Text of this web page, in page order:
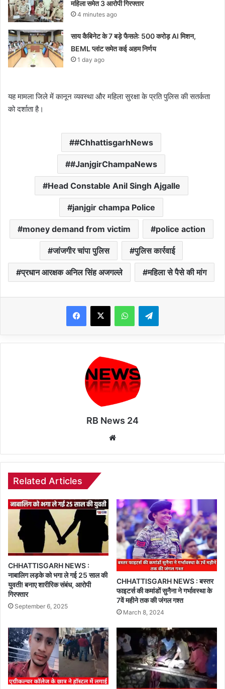
महिला समेत 3 आरोपी गिरफ्तार
4 minutes ago
साय कैबिनेट के 7 बड़े फैसले: 500 करोड़ AI मिशन,
BEML प्लांट समेत कई अहम निर्णय
1 day ago
यह मामला जिले में कानून व्यवस्था और महिला सुरक्षा के प्रति पुलिस की सतर्कता
को दर्शाता है।
#ChhattisgarhNews
#JanjgirChampaNews
Head Constable Anil Singh Ajgalle
janjgir champa Police
money demand from victim police action
जांजगीर चांपा पुलिस पुलिस कार्रवाई
प्रधान आरक्षक अनिल सिंह अजगल्ले महिला से पैसे की मांग
WhatsAppTelegram
RB News 24
Related Articles
CHHATTISGARH NEWS :
नाबालिग लड़के को भगा ले गई 25 साल की
युवती! बनाए शारीरिक संबंध, आरोपी
गिरफ्तार
September 6, 2025
CHHATTISGARH NEWS : बस्तर
फाइटर्स की कमांडों सुनैना ने गर्भावस्था के
7वें महीने तक की जंगल गश्त
March 8, 2024